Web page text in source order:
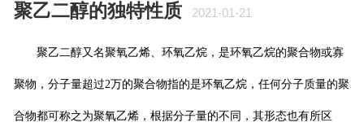
聚乙二醇的独特性质 2021-01-21
聚乙二醇又名聚氧乙烯、环氧乙烷，是环氧乙烷的聚合物或寡
聚物，分子量超过2万的聚合物指的是环氧乙烷，任何分子质量的聚
合物都可称之为聚氧乙烯，根据分子量的不同，其形态也有所区